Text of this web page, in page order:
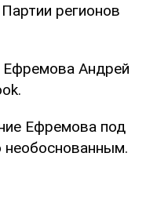
регионов
Ефремова Андрей
Ефремова под
необоснованным.